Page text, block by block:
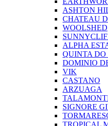
ASHTON
CHATEAU
WOOLSHED
ALPHA
QUINTA DO
DOMINIO
VIK
CASTANO
ARZUAGA
SIGNORE
TROPICAL